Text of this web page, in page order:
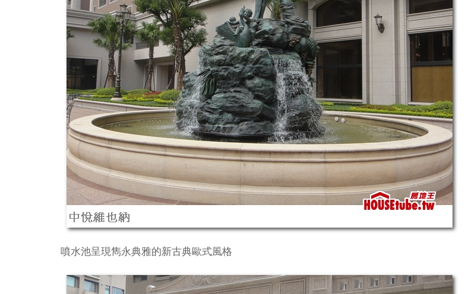
噴水池呈現雋永典雅的新古典歐式風格